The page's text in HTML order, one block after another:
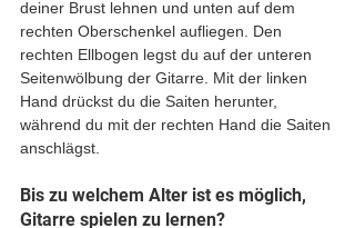
deiner Brust lehnen und unten auf dem
rechten Oberschenkel aufliegen. Den
rechten Ellbogen legst du auf der unteren
Seitenwölbung der Gitarre. Mit der linken
Hand drückst du die Saiten herunter,
während du mit der rechten Hand die Saiten
anschlägst.
Bis zu welchem Alter ist es möglich,
Gitarre spielen zu lernen?